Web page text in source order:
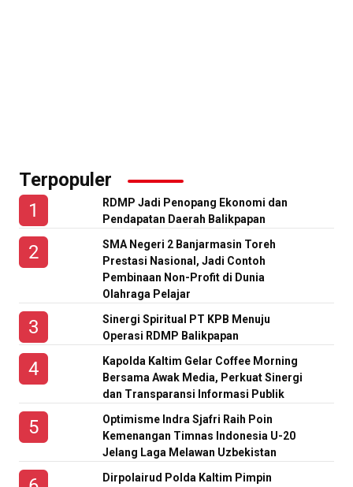
Terpopuler
RDMP Jadi Penopang Ekonomi dan
Pendapatan Daerah Balikpapan
SMA Negeri 2 Banjarmasin Toreh
Prestasi Nasional, Jadi Contoh
Pembinaan Non-Profit di Dunia
Olahraga Pelajar
Sinergi Spiritual PT KPB Menuju
Operasi RDMP Balikpapan
Kapolda Kaltim Gelar Coffee Morning
Bersama Awak Media, Perkuat Sinergi
dan Transparansi Informasi Publik
Optimisme Indra Sjafri Raih Poin
Kemenangan Timnas Indonesia U-20
Jelang Laga Melawan Uzbekistan
Dirpolairud Polda Kaltim Pimpin